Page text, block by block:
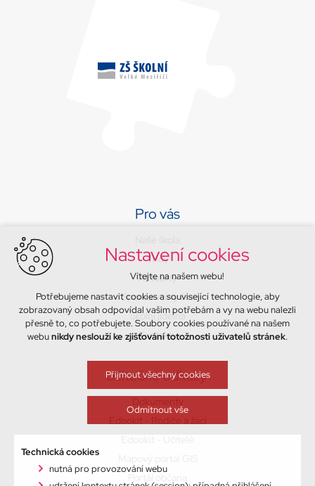
Pro vás
Třídy
Aktuality
Sport a volný čas
Školní jídelna
Kontakty
Užitečné odkazy
Nastavení cookies
Vítejte na našem webu!
Potřebujeme nastavit cookies a související technologie, aby
zobrazovaný obsah odpovídal vašim potřebám a vy na webu nalezli
přesně to, co potřebujete. Soubory cookies používané na našem
webunikdy neslouží ke zjišťování totožnosti uživatelů stránek.
Přijmout všechny cookies
Odmítnout vše
Technická cookies
nutná pro provozování webu